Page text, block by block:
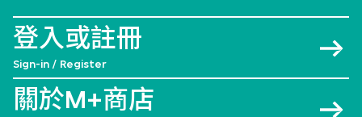
登入或註冊
Sign-in / Register
關於M+商店